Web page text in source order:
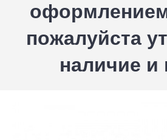
оформлением
пожалуйста
наличие и